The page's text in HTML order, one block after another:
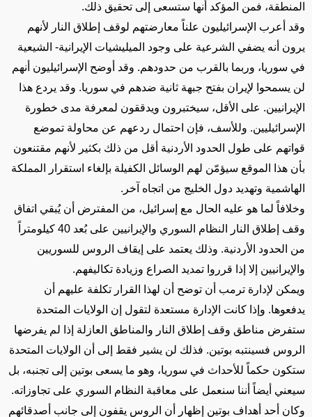
المنطقة، فمن المؤكد أنها ستسعى إلى تحقيق ذلك.
وقد أعرب الإسرائيليون علناً معارضتهم لوقف إطلاق النار لأنهم
يرون أنه يضفي الشرعية على وجود الميليشيات الإيرانية- الشيعية
في سوريا، وربما بالقرب من حدودهم. وقد أوضح الإسرائيليون أنهم
لن يسمحوا لإيران بفتح جبهة ثانية ضدهم في سوريا. وقد يردع هذا
الإيرانيين. على الأقل، سيختبرون ويدققون لمعرفة مدى خطورة
الإسرائيليين. وللأسف، فإن احتمال ردعهم عن محاولة تموضع
قواتهم على طول الحدود الأردنية أقل من ذلك بكثير لأنهم مقتنعون
بأن هذا الموقع سيؤمّن لهم الوسائل الكفيلة بإلغاء استقرار المملكة
الهاشمية وتهديد دول الخليج من اتجاه آخر.
وخلافاً لما هو عليه الحال مع إسرائيل، من المفترض أن يُبقي اتفاق
وقف إطلاق النار النظام السوري والإيرانيين على بُعد 40 كيلومتراً
من الحدود الأردنية. وذلك يعتمد على إيقاف الروس للسوريين
والإيرانيين إلا إذا قرروا تمديد الصراع وزيادة تكاليفهم.
ويمكن لإدارة ترمب أن توضح أن لهذا القرار تكلفة عليهم أن
يدفعوها. وإذا كانت الإدارة مستعدة لتقول إن الولايات المتحدة
ستفرض مناطق وقف إطلاق النار والمناطق العازلة إذا لم يفرضها
الروس فسينتبه بوتين. فذلك لن يشير فقط إلى أن الولايات المتحدة
ستكون حكماً للأحداث في سوريا، وهو ما يسعى بوتين إلى تجنبه، بل
سيعني أيضاً أننا سنعمل على معاقبة النظام السوري على تجاوزاته.
وكان أحد أهداف بوتين إظهار أن الروس يقفون إلى جانب أصدقائهم